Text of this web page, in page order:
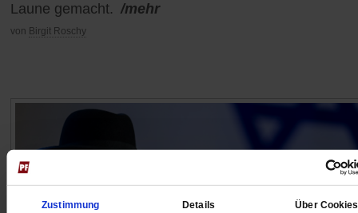
Zustimmung Details Über Cookies
Laune gemacht. /mehr
von Birgit Roschy